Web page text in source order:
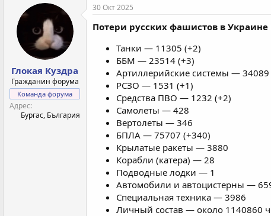
Глокая Куздра
Гражданин форума
Команда форума
Адрес
Бургас, България
30 Окт 2025
Потери русских фашистов в Украине
Танки — 11305 (+2)
ББМ — 23514 (+3)
Артиллерийские системы — 34089
РСЗО — 1531 (+1)
Средства ПВО — 1232 (+2)
Самолеты — 428
Вертолеты — 346
БПЛА — 75707 (+340)
Крылатые ракеты — 3880
Корабли (катера) — 28
Подводные лодки — 1
Автомобили и автоцистерны —
Специальная техника — 3986
Личный состав — около 1140860